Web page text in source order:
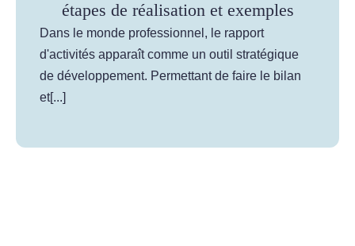
étapes de réalisation et exemples
Dans le monde professionnel, le rapport
d'activités apparaît comme un outil stratégique
de développement. Permettant de faire le bilan
et[...]